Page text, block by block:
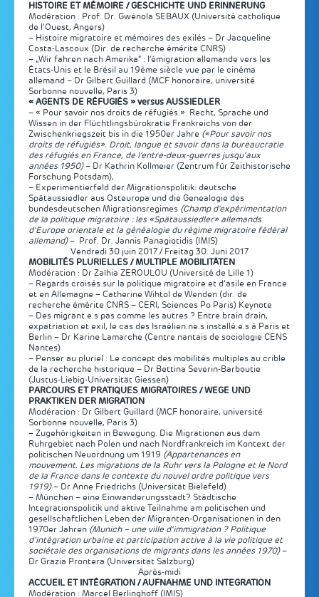
HISTOIRE ET MÉMOIRE / GESCHICHTE UND ERINNERUNG
Modération : Prof. Dr. Gwénola SEBAUX (Université catholique
de l’Ouest, Angers)
– Histoire migratoire et mémoires des exilés – Dr Jacqueline
Costa-Lascoux (Dir. de recherche émérite CNRS)
– „Wir fahren nach Amerika“ : l’émigration allemande vers les
États-Unis et le Brésil au 19ème siècle vue par le cinéma
allemand – Dr Gilbert Guillard (MCF honoraire, université
Sorbonne nouvelle, Paris 3)
« AGENTS DE RÉFUGIÉS » versus AUSSIEDLER
– « Pour savoir nos droits de réfugiés ». Recht, Sprache und
Wissen in der Flüchtlingsbürokratie Frankreichs von der
Zwischenkriegszeit bis in die 1950er Jahre («Pour savoir nos
droits de réfugiés». Droit, langue et savoir dans la bureaucratie
des réfugiés en France, de l’entre-deux-guerres jusqu’aux
années 1950)– Dr Kathrin Kollmeier (Zentrum für Zeithistorische
Forschung Potsdam),
– Experimentierfeld der Migrationspolitik: deutsche
Spätaussiedler aus Osteuropa und die Genealogie des
bundesdeutschen Migrationsregimes (Champ d’expérimentation
de la politique migratoire : les «Spätaussiedler» allemands
d’Europe orientale et la généalogie du régime migratoire fédéral
allemand)– Prof. Dr. Jannis Panagiotidis (IMIS)
Vendredi 30 juin 2017 / Freitag 30. Juni 2017
MOBILITÉS PLURIELLES / MULTIPLE MOBILITÄTEN
Modération : Dr Zaïhia ZEROULOU (Université de Lille 1)
– Regards croisés sur la politique migratoire et d’asile en France
et en Allemagne – Catherine Wihtol de Wenden (dir. de
recherche émérite CNRS – CERI, Sciences Po Paris) Keynote
– Des migrant.e.s pas comme les autres ? Entre brain drain,
expatriation et exil, le cas des Israélien.ne.s installé.e.s à Paris et
Berlin – Dr Karine Lamarche (Centre nantais de sociologie CENS
Nantes)
– Penser au pluriel : Le concept des mobilités multiples au crible
de la recherche historique – Dr Bettina Severin-Barboutie
(Justus-Liebig-Universität Giessen)
PARCOURS ET PRATIQUES MIGRATOIRES / WEGE UND
PRAKTIKEN DER MIGRATION
Modération : Dr Gilbert Guillard (MCF honoraire, université
Sorbonne nouvelle, Paris 3)
– Zugehörigkeiten in Bewegung. Die Migrationen aus dem
Ruhrgebiet nach Polen und nach Nordfrankreich im Kontext der
politischen Neuordnung um 1919 (Appartenances en
mouvement. Les migrations de la Ruhr vers la Pologne et le Nord
de la France dans le contexte du nouvel ordre politique vers
1919)– Dr Anne Friedrichs (Universität Bielefeld)
– München – eine Einwanderungsstadt? Städtische
Integrationspolitik und aktive Teilnahme am politischen und
gesellschaftlichen Leben der Migranten-Organisationen in den
1970er Jahren (Munich – une ville d’immigration ? Politique
d’intégration urbaine et participation active à la vie politique et
sociétale des organisations de migrants dans les années 1970)–
Dr Grazia Prontera (Universität Salzburg)
Après-midi
ACCUEIL ET INTÉGRATION / AUFNAHME UND INTEGRATION
Modération : Marcel Berlinghoff (IMIS)